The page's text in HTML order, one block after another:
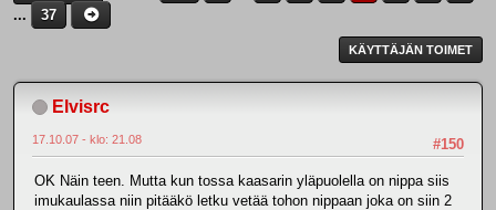
...
37
KÄYTTÄJÄN TOIMET
Elvisrc
#150
17.10.07 - klo: 21.08
OK Näin teen. Mutta kun tossa kaasarin yläpuolella on nippa siis
imukaulassa niin pitääkö letku vetää tohon nippaan joka on siin 2